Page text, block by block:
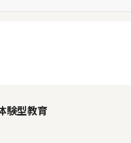
験型教育